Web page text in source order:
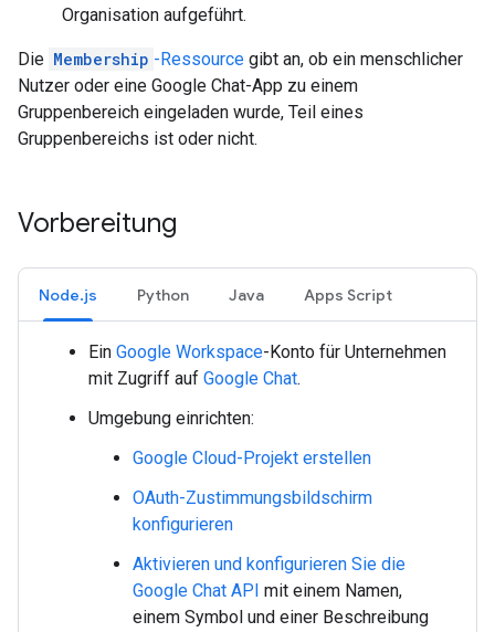
Organisation aufgeführt.
Die Membership -Ressource gibt an, ob ein menschlicher
Nutzer oder eine Google Chat-App zu einem
Gruppenbereich eingeladen wurde, Teil eines
Gruppenbereichs ist oder nicht.
Vorbereitung
Node.js Python Java Apps Script
Ein Google Workspace-Konto für Unternehmen
mit Zugriff auf Google Chat.
Umgebung einrichten:
Google Cloud-Projekt erstellen
OAuth-Zustimmungsbildschirm
konfigurieren
Aktivieren und konfigurieren Sie die
Google Chat API mit einem Namen,
einem Symbol und einer Beschreibung